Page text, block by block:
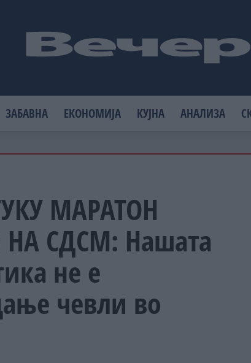
ЗАБАВНА ЕКОНОМИЈА КУЈНА АНАЛИЗА
МАРАТОН
СДСМ: Нашата
не е
чевли во